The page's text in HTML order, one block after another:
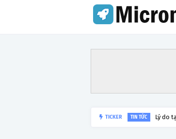
TICKER TIN TỨC Lý do